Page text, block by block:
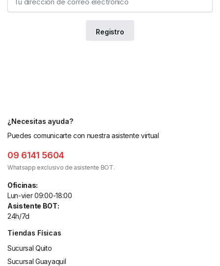
¿Necesitas ayuda?
Puedes comunicarte con nuestra asistente virtual
09 6141 5604
Whatsapp exclusivo de asistente BOT.
Oficinas:
Lun-vier 09:00-18:00
Asistente BOT:
24h/7d
Tiendas Físicas
Sucursal Quito
Sucursal Guayaquil